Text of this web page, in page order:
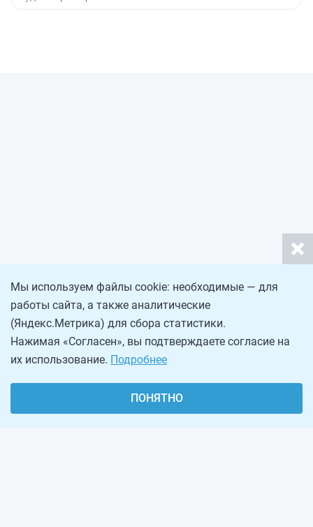
Мы используем файлы cookie: необходимые — для
работы сайта, а также аналитические
(Яндекс.Метрика) для сбора статистики.
Нажимая «Согласен», вы подтверждаете согласие на
их использование. Подробнее
ПОНЯТНО